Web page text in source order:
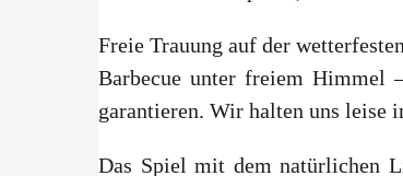
Freie Trauung auf der
Barbecue unter freiem Himmel
garantieren. Wir halten uns leise
Das Spiel mit dem natürlichen